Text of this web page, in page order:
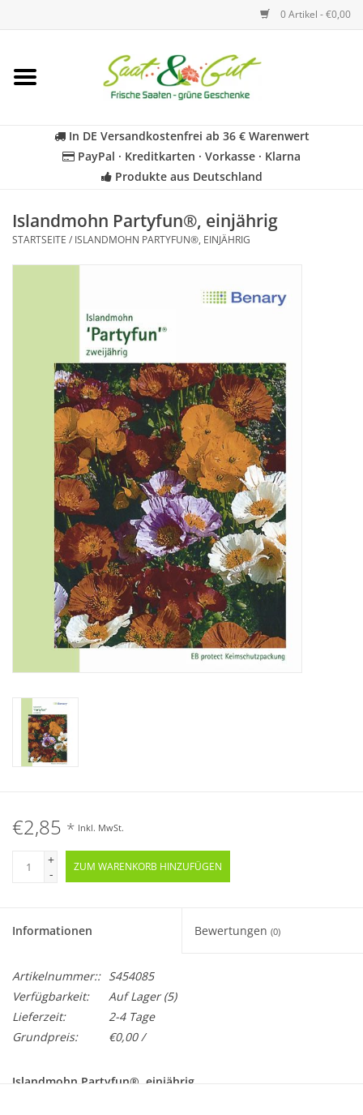
0 Artikel - €0,00
Startseite
Kräuter
Geschenkideen
In DE Versandkostenfrei ab 36 € Warenwert
PayPal · Kreditkarten · Vorkasse · Klarna
Produkte aus Deutschland
Islandmohn Partyfun®, einjährig
STARTSEITE / ISLANDMOHN PARTYFUN®, EINJÄHRIG
€2,85 * Inkl. MwSt.
+
-
ZUM WARENKORB HINZUFÜGEN
Informationen Bewertungen (0)
Artikelnummer:: S454085
Verfügbarkeit:
Auf Lager(5)
Lieferzeit:
2-4 Tage
Grundpreis:
€0,00 /
Islandmohn Partyfun®, einjährig